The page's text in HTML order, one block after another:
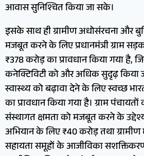
आवास सुनिश्चित किया जा सके।
इसके साथ ही ग्रामीण अधोसंरचना और
मजबूत करने के लिए प्रधानमंत्री ग्राम
₹378 करोड़ का प्रावधान किया गया है,
कनेक्टिविटी को और अधिक सुदृढ़ किया
स्वास्थ्य को बढ़ावा देने के लिए स्वच्छ
का प्रावधान किया गया है। ग्राम
संस्थागत क्षमता को मजबूत करने के उद्देश्य
अभियान के लिए ₹40 करोड़ तथा
सहायता समूहों के आजीविका सशक्तिकरण